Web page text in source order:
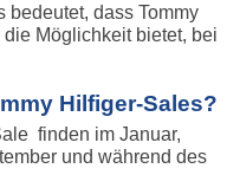
bedeutet, dass Tommy
Möglichkeit bietet, bei
Hilfiger-Sales?
finden im Januar,
und während des